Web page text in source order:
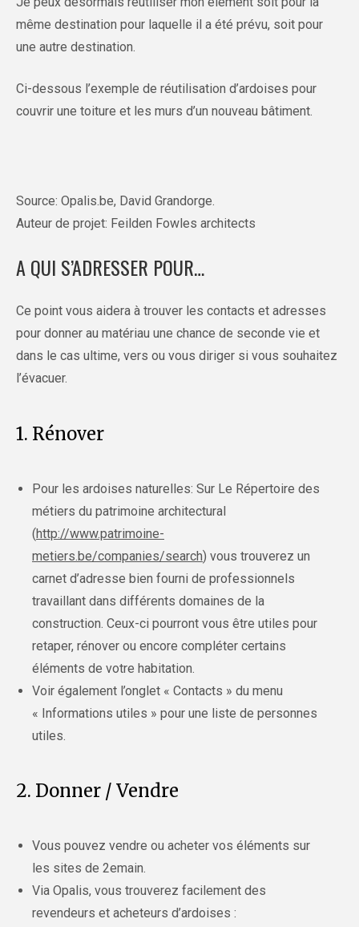
même destination pour laquelle il a été prévu, soit pour
une autre destination.
Ci-dessous l’exemple de réutilisation d’ardoises pour
couvrir une toiture et les murs d’un nouveau bâtiment.
Source: Opalis.be, David Grandorge.
Auteur de projet: Feilden Fowles architects
A QUI S’ADRESSER POUR…
Ce point vous aidera à trouver les contacts et adresses
pour donner au matériau une chance de seconde vie et
dans le cas ultime, vers ou vous diriger si vous souhaitez
l’évacuer.
1. Rénover
Pour les ardoises naturelles: Sur Le Répertoire des
métiers du patrimoine architectural
(http://www.patrimoine-
metiers.be/companies/search) vous trouverez un
carnet d’adresse bien fourni de professionnels
travaillant dans différents domaines de la
construction. Ceux-ci pourront vous être utiles pour
retaper, rénover ou encore compléter certains
éléments de votre habitation.
Voir également l’onglet « Contacts » du menu
« Informations utiles » pour une liste de personnes
utiles.
2. Donner / Vendre
Vous pouvez vendre ou acheter vos éléments sur
les sites de 2emain.
Via Opalis, vous trouverez facilement des
revendeurs et acheteurs d’ardoises :